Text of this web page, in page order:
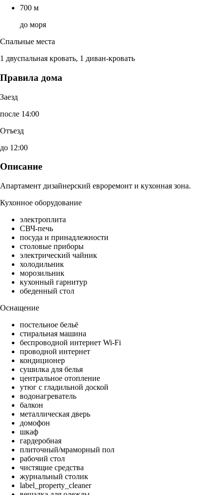
700 м
до моря
Спальные места
1 двуспальная кровать, 1 диван-кровать
Правила дома
Заезд
после 14:00
Отъезд
до 12:00
Описание
Апартамент дизайнерский евроремонт и кухонная зона.
Кухонное оборудование
электроплита
СВЧ-печь
посуда и принадлежности
столовые приборы
электрический чайник
холодильник
морозильник
кухонный гарнитур
обеденный стол
Оснащение
постельное бельё
стиральная машина
беспроводной интернет Wi-Fi
проводной интернет
кондиционер
сушилка для белья
центральное отопление
утюг с гладильной доской
водонагреватель
балкон
металлическая дверь
домофон
шкаф
гардеробная
плиточный/мраморный пол
рабочий стол
чистящие средства
журнальный столик
label_property_cleaner